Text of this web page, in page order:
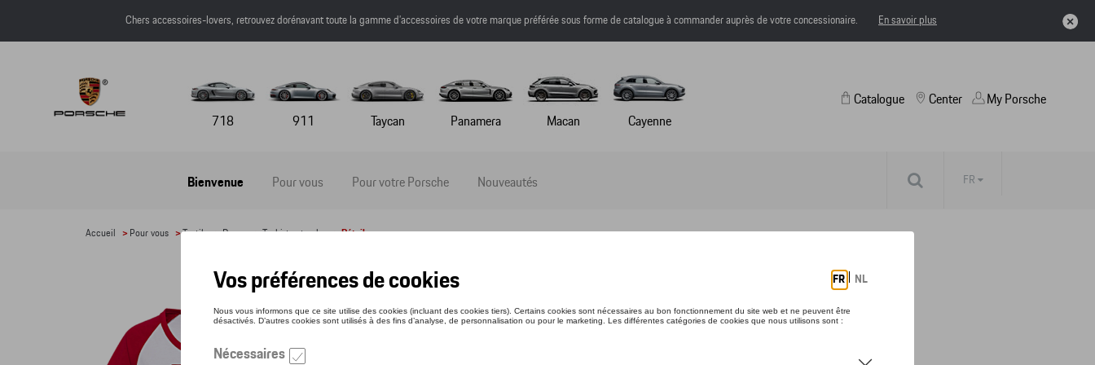
Chers accessoires-lovers, retrouvez dorénavant toute la gamme d’accessoires de votre marque préférée sous forme de catalogue à commander auprès de votre concessionaire. En savoir plus
718 911 Taycan Panamera Macan Cayenne
Catalogue
Bienvenue Pour vous Pour votre Porsche Nouveautés
Center My Porsche
FR
Accueil > Pour vous >Textile >Dames >T-shirts et polos > Détail
T-SHIRT - RS 2.7 - XS
Référence: WAP9520XS0NRS2